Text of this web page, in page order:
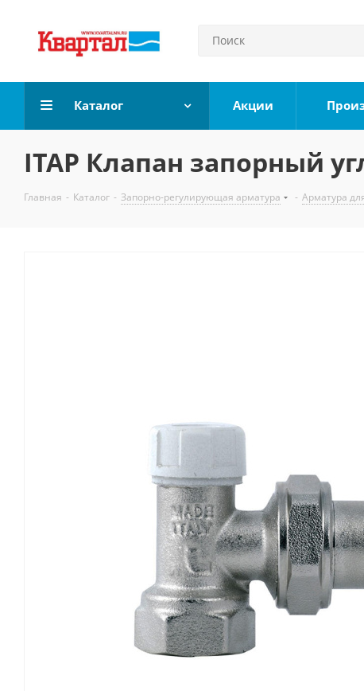
Каталог Акции
ITAP Клапан запорный
Главная - Каталог - Запорно-регулирующая арматура - Арматура